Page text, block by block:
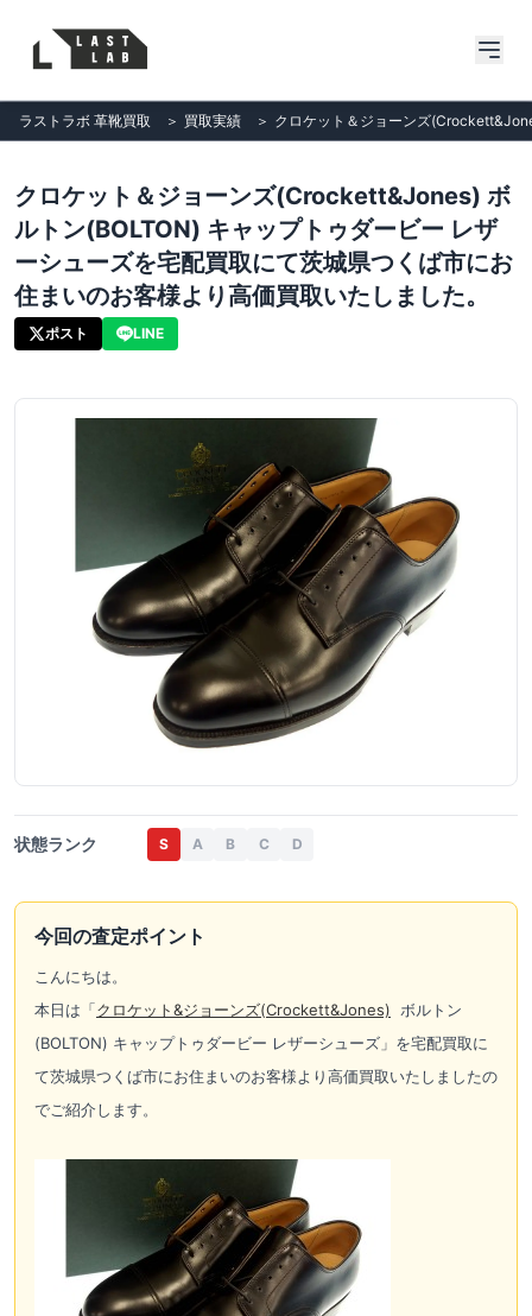
ラストラボ 革靴買取 ＞ 買取実績 ＞ クロケット＆ジョーンズ
クロケット＆ジョーンズ(Crockett&Jones) ボ
ルトン(BOLTON) キャップトゥダービー レザ
ーシューズを宅配買取にて茨城県つくば市にお
住まいのお客様より高価買取いたしました。
ポスト LINE
状態ランク S A B C D
今回の査定ポイント
こんにちは。
本日は「クロケット&ジョーンズ(Crockett&Jones) ボルトン
(BOLTON) キャップトゥダービー レザーシューズ」を宅配買取に
て茨城県つくば市にお住まいのお客様より高価買取いたしましたの
でご紹介します。